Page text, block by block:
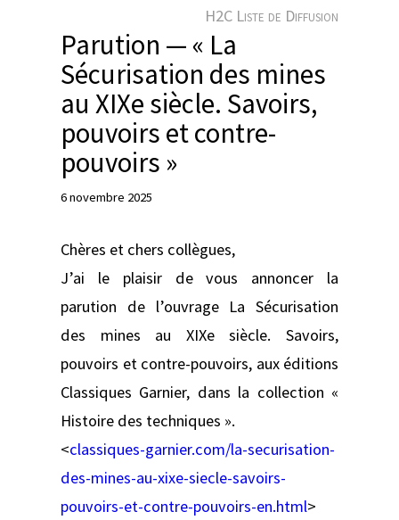
H2C Liste de Diffusion
Parution — « La
Sécurisation des mines
au XIXe siècle. Savoirs,
pouvoirs et contre-
pouvoirs »
6 novembre 2025
Chères et chers collègues,
J’ai le plaisir de vous annoncer la
parution de l’ouvrage La Sécurisation
des mines au XIXe siècle. Savoirs,
pouvoirs et contre-pouvoirs, aux éditions
Classiques Garnier, dans la collection «
Histoire des techniques ».
<classiques-garnier.com/la-securisation-
des-mines-au-xixe-siecle-savoirs-
pouvoirs-et-contre-pouvoirs-en.html>